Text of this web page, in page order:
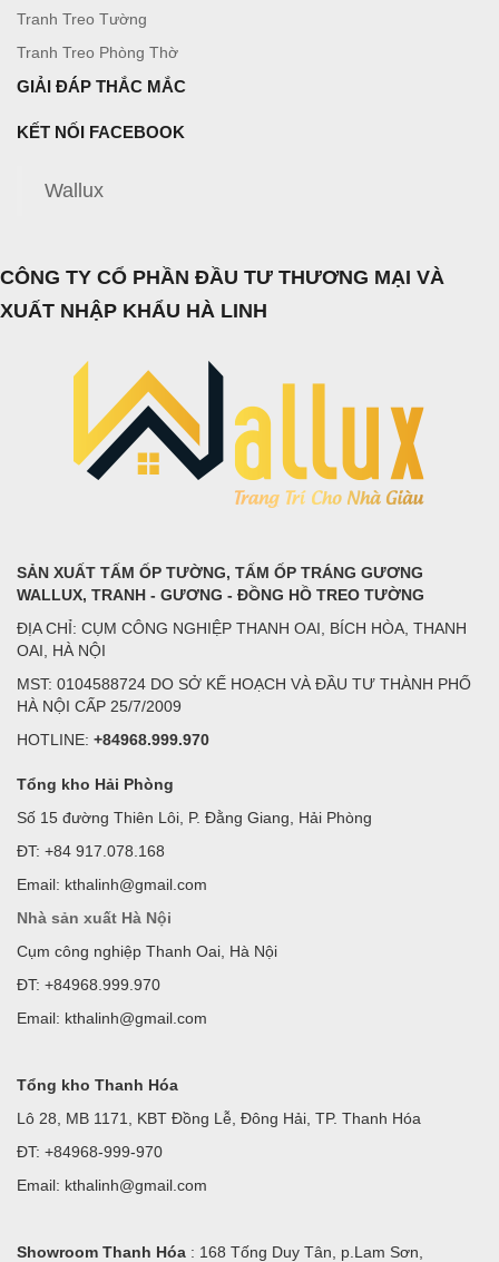
Tranh Treo Tường
Tranh Treo Phòng Thờ
GIẢI ĐÁP THẮC MẮC
KẾT NỐI FACEBOOK
Wallux
CÔNG TY CỔ PHẦN ĐẦU TƯ THƯƠNG MẠI VÀ
XUẤT NHẬP KHẨU HÀ LINH
SẢN XUẤT TẤM ỐP TƯỜNG, TẤM ỐP TRÁNG GƯƠNG
WALLUX, TRANH - GƯƠNG - ĐỒNG HỒ TREO TƯỜNG
ĐỊA CHỈ: CỤM CÔNG NGHIỆP THANH OAI, BÍCH HÒA, THANH
OAI, HÀ NỘI
MST: 0104588724 DO SỞ KẾ HOẠCH VÀ ĐẦU TƯ THÀNH PHỐ
HÀ NỘI CẤP 25/7/2009
HOTLINE: +84968.999.970
Tổng kho Hải Phòng
Số 15 đường Thiên Lôi, P. Đằng Giang, Hải Phòng
ĐT: +84 917.078.168
Email: kthalinh@gmail.com
Nhà sản xuất Hà Nội
Cụm công nghiệp Thanh Oai, Hà Nội
ĐT: +84968.999.970
Email: kthalinh@gmail.com
Tổng kho Thanh Hóa
Lô 28, MB 1171, KBT Đồng Lễ, Đông Hải, TP. Thanh Hóa
ĐT: +84968-999-970
Email: kthalinh@gmail.com
Showroom Thanh Hóa : 168 Tống Duy Tân, p.Lam Sơn,